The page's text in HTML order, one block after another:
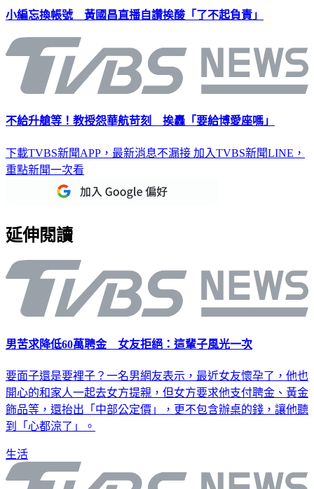
小編忘換帳號 黃國昌直播自讚挨酸「了不起負責」
不給升艙等！教授怨華航苛刻 挨轟「要給博愛座嗎」
下載TVBS新聞APP，最新消息不漏接 加入TVBS新聞LINE，
重點新聞一次看
延伸閱讀
男苦求降低60萬聘金 女友拒絕：這輩子風光一次
要面子還是要裡子？一名男網友表示，最近女友懷孕了，他也
開心的和家人一起去女方提親，但女方要求他支付聘金、黃金
飾品等，還抬出「中部公定價」，更不包含辦桌的錢，讓他聽
到「心都涼了」。
生活